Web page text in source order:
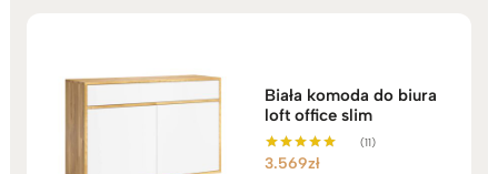
Biała komoda do biura
loft office slim
Oceniono
(11)
3.569zł